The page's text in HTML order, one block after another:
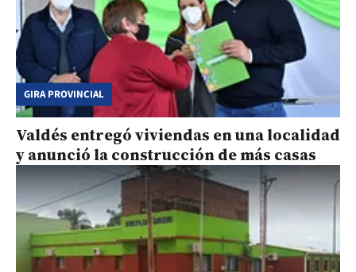
GIRA PROVINCIAL
Valdés entregó viviendas en una localidad
y anunció la construcción de más casas